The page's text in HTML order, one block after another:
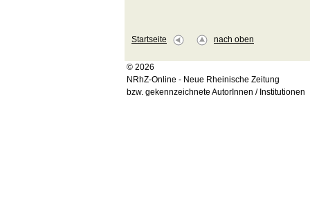
Startseite nach oben
© 2026
NRhZ-Online - Neue Rheinische Zeitung
bzw. gekennzeichnete AutorInnen / Institutionen